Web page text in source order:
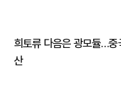
희토류 다음은 광모듈…중
산